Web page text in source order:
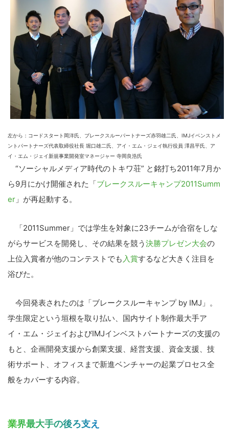
左から：コードスタート岡洋氏、ブレークスルーパートナーズ赤羽雄二氏、IMJイベンストメ
ントパートナーズ代表取締役社長 堀口雄二氏、アイ・エム・ジェイ執行役員 澤昌平氏、ア
イ・エム・ジェイ新規事業開発室マネージャー 寺岡良浩氏
“ソーシャルメディア時代のトキワ荘” と銘打ち2011年7月か
ら9月にかけ開催された「ブレークスルーキャンプ2011Summ
er 」が再起動する。
「2011Summer」では学生を対象に23チームが合宿をしな
がらサービスを開発し、その結果を競う 決勝プレゼン大会の
上位入賞者が他のコンテストでも 入賞するなど大きく注目を
浴びた。
今回発表されたのは「ブレークスルーキャンプ by IMJ」。
学生限定という垣根を取り払い、国内サイト制作最大手ア
イ・エム・ジェイおよびIMJインベストパートナーズの支援の
もと、企画開発支援から創業支援、経営支援、資金支援、技
術サポート、オフィスまで新進ベンチャーの起業プロセス全
般をカバーする内容。
業界最大手の後ろ支え